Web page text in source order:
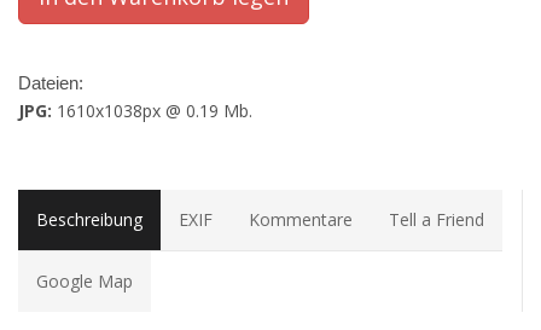
Dateien:
JPG: 1610x1038px @ 0.19 Mb.
Beschreibung EXIF Kommentare Tell a Friend
Google Map